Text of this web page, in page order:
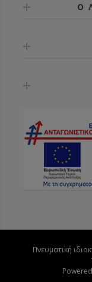
Ο
Πνευματική